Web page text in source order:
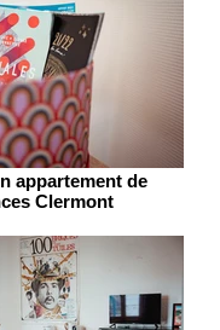
appartement de
Clermont